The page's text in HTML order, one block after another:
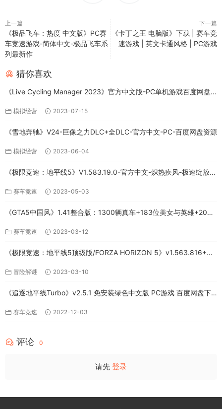
上一篇
《极品飞车：热度 中文版》PC赛
车竞速游戏-简体中文-极品飞车系
列最新作
下一篇
《卡丁之王 电脑版》下载 | 赛车竞
速游戏 | 英文卡通风格 | PC游戏
猜你喜欢
《Live Cycling Manager 2023》官方中文版-PC单机游戏百度网盘
模拟经营 2023-07-15
《雪地奔驰》V24-巨像之力DLC+全DLC-官方中文-PC-百度网盘资源
模拟经营 2023-06-04
《极限竞速：地平线5》V1.583.19.0-官方中文-炽热疾风-极速绽放
赛车竞速 2023-05-03
《GTA5中国风》1.41整合版：1300辆真车+183位美女与英雄+200%
赛车竞速 2023-03-12
《极限竞速：地平线5顶级版/FORZA HORIZON 5》v1.563.816+全
冒险解谜 2023-03-10
《追逐地平线Turbo》v2.5.1 免安装绿色中文版 PC游戏 百度网盘下
赛车竞速 2022-12-03
评论 0
请先 登录